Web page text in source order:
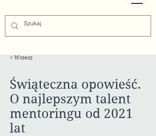
< Wstecz
Świąteczna opowieść.
O najlepszym talent
mentoringu od 2021
lat